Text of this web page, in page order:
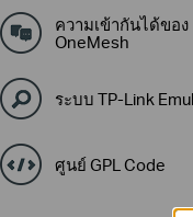
ความเข้ากันได้ของ
OneMesh
ระบบ TP-Link
ศูนย์ GPL Code